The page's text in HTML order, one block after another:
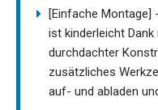
[Einfache Montage]
ist kinderleicht
durchdachter
zusätzliches
auf- und abladen